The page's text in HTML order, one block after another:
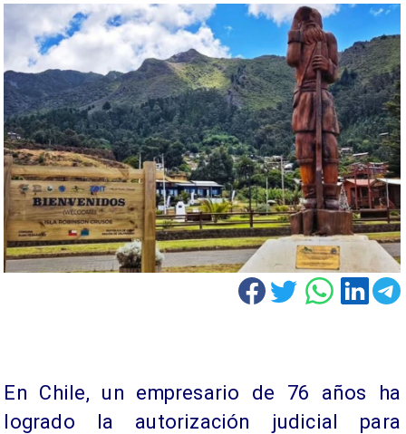
En Chile, un empresario de 76 años ha
logrado la autorización judicial para